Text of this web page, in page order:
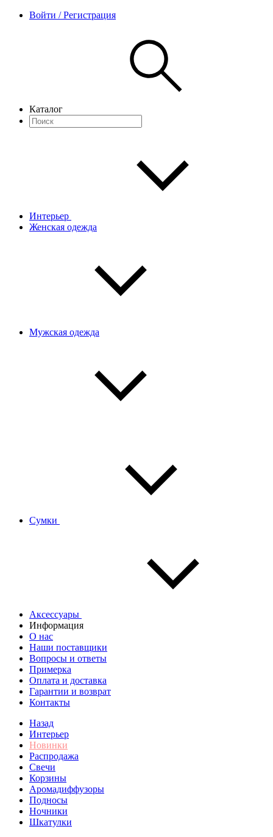
Войти / Регистрация
Каталог
Интерьер
Женская одежда
Мужская одежда
Сумки
Аксессуары
Информация
О нас
Наши поставщики
Вопросы и ответы
Примерка
Оплата и доставка
Гарантии и возврат
Контакты
Назад
Интерьер
Новинки
Распродажа
Свечи
Корзины
Аромадиффузоры
Подносы
Ночники
Шкатулки